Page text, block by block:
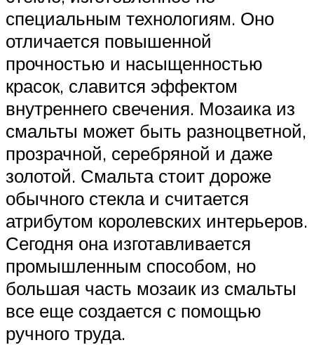
специальным технологиям. Оно
отличается повышенной
прочностью и насыщенностью
красок, славится эффектом
внутреннего свечения. Мозаика из
смальты может быть разноцветной,
прозрачной, серебряной и даже
золотой. Смальта стоит дороже
обычного стекла и считается
атрибутом королевских интерьеров.
Сегодня она изготавливается
промышленным способом, но
большая часть мозаик из смальты
все еще создается с помощью
ручного труда.